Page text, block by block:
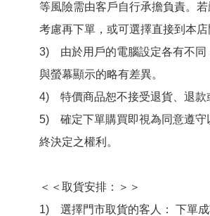
等風險需由客戶自行承擔負責。
考慮再下單，或可選擇直接到本店
3)　由於用戶的電腦設定各有不
與螢幕顯示的略有差異。
4)　特價商品恕不接受退貨、退
5)　確定下單購買即視為同意遵
終決定之權利。
＜＜取貨安排：＞＞
1)　選擇門市取貨的客人： 下單